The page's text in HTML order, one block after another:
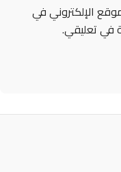
الإلكتروني في
في تعليقي.